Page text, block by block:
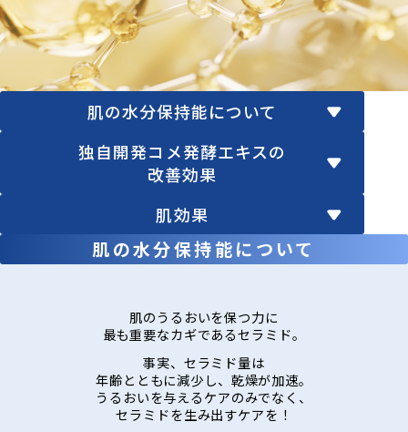
肌の水分保持能について
独自開発コメ発酵エキスの
改善効果
肌効果
肌の水分保持能について
肌のうるおいを保つ力に
最も重要なカギであるセラミド。
事実、セラミド量は
年齢とともに減少し、乾燥が加速。
うるおいを与えるケアのみでなく、
セラミドを生み出すケアを！